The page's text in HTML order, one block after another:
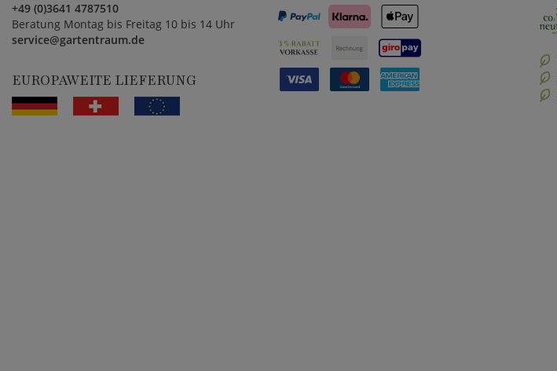
+49 (0)3641 4787510
Beratung Montag bis Freitag 10 bis 14 Uhr
service@gartentraum.de
EUROPAWEITE LIEFERUNG